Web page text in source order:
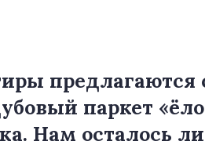
предлагаются
паркет
Нам осталось